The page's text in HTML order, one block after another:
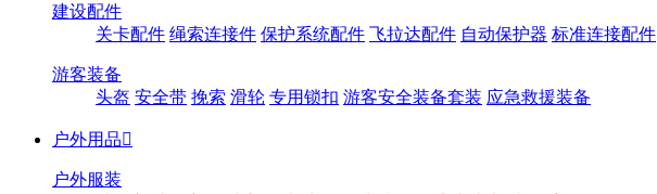
建设配件
关卡配件 绳索连接件 保护系统配件 飞拉达配件 自动保护器 标准连接配件
游客装备
头盔 安全带 挽索 滑轮 专用锁扣 游客安全装备套装 应急救援装备
户外用品
户外服装